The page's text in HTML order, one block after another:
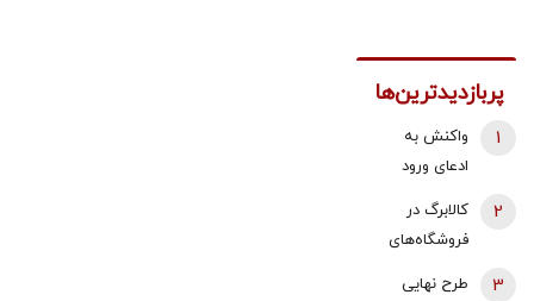
پربازدیدترین‌ها
واکنش به
ادعای ورود
هواگردها به
حمله به بیت
1
کالابرگ در
فروشگاه‌های
2
طرح نهایی
3